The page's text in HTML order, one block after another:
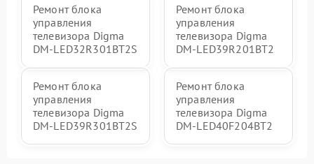
Ремонт блока
управления
телевизора Digma
DM-LED32R301BT2S
Ремонт блока
управления
телевизора Digma
DM-LED39R201BT2
Ремонт блока
управления
телевизора Digma
DM-LED39R301BT2S
Ремонт блока
управления
телевизора Digma
DM-LED40F204BT2